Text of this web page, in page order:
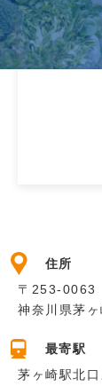
住所
〒253-0063
神奈川県茅
最寄駅
茅ヶ崎駅北口